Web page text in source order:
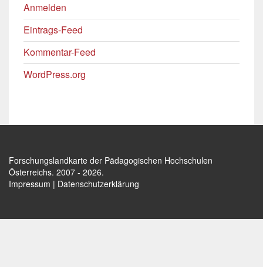
Anmelden
Eintrags-Feed
Kommentar-Feed
WordPress.org
Forschungslandkarte der Pädagogischen Hochschulen
Österreichs. 2007 - 2026.
Impressum | Datenschutzerklärung